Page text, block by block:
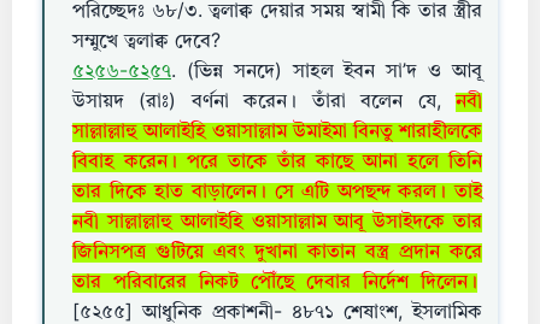
পরিচ্ছেদঃ ৬৮/৩. ত্বলাক্ব দেয়ার সময় স্বামী কি তার স্ত্রীর
সম্মুখে ত্বলাক্ব দেবে?
৫২৫৬-৫২৫৭. (ভিন্ন সনদে) সাহল ইবন সা’দ ও আবূ
উসায়দ (রাঃ) বর্ণনা করেন। তাঁরা বলেন যে,নবী
সাল্লাল্লাহু আলাইহি ওয়াসাল্লাম উমাইমা বিনতু শারাহীলকে
বিবাহ করেন। পরে তাকে তাঁর কাছে আনা হলে তিনি
তার দিকে হাত বাড়ালেন। সে এটি অপছন্দ করল। তাই
নবী সাল্লাল্লাহু আলাইহি ওয়াসাল্লাম আবূ উসাইদকে তার
জিনিসপত্র গুটিয়ে এবং দুখানা কাতান বস্ত্র প্রদান করে
তার পরিবারের নিকট পৌঁছে দেবার নির্দেশ দিলেন।
[৫২৫৫] আধুনিক প্রকাশনী- ৪৮৭১ শেষাংশ, ইসলামিক